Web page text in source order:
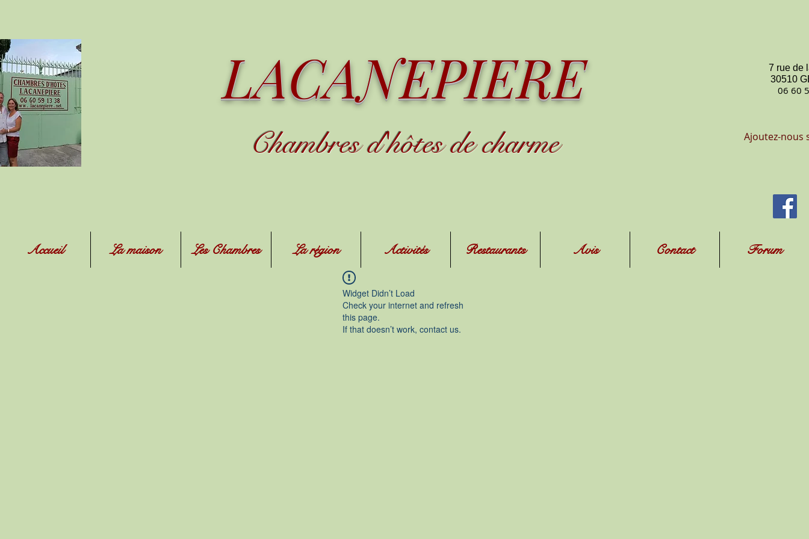
LACANEPIERE
Chambres d'hôtes de charme
7 rue de
30510
06 60
Ajoutez-nous
Accueil La maison Les Chambres La région Activités Restaurants Avis Contact Forum
Widget Didn’t Load
Check your internet and refresh
this page.
If that doesn’t work, contact us.